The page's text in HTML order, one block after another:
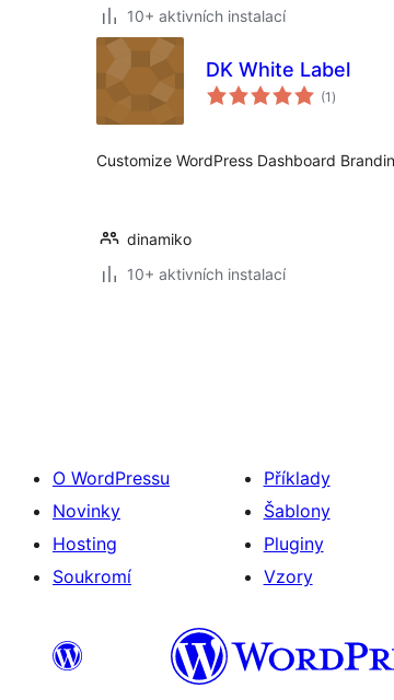
10+ aktivních instalací
DK White Label
(1 celkové
hodnocení
)
Customize WordPress Dashboard
dinamiko
10+ aktivních instalací
O WordPressu
Novinky
Hosting
Soukromí
Příklady
Šablony
Pluginy
Vzory